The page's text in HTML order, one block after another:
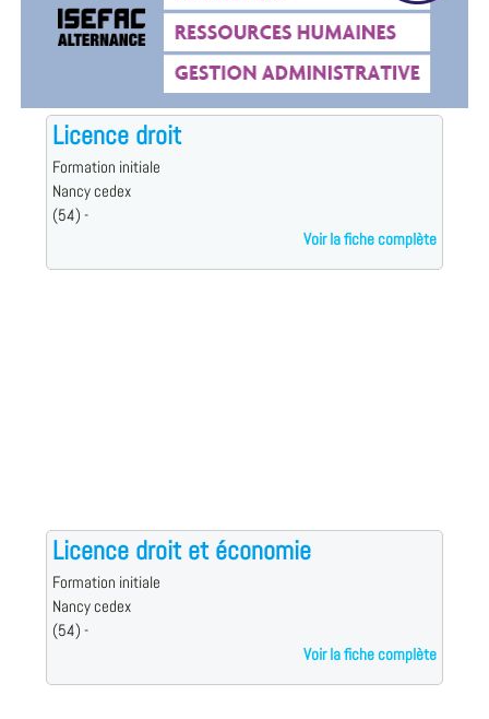
Licence droit
Formation initiale
Nancy cedex
(54) -
Voir la fiche complète
Licence droit et économie
Formation initiale
Nancy cedex
(54) -
Voir la fiche complète